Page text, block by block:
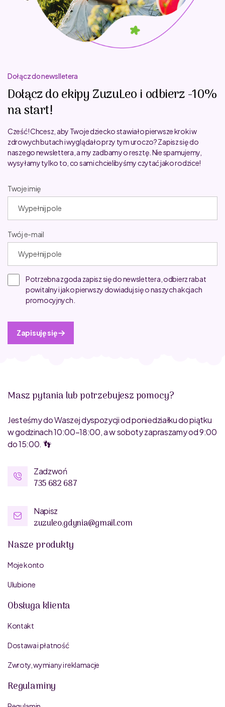
Dołącz do newslletera
Dołącz do ekipy ZuzuLeo i odbierz -10%
na start!
Cześć! Chcesz, aby Twoje dziecko stawiało pierwsze kroki w
zdrowych butach i wyglądało przy tym uroczo? Zapisz się do
naszego newslettera, a my zadbamy o resztę. Nie spamujemy,
wysyłamy tylko to, co sami chcielibyśmy czytać jako rodzice!
Twoje imię
Twój e-mail
Potrzebna zgoda zapisz się do newslettera, odbierz rabat
powitalny i jako pierwszy dowiaduj się o naszych akcjach
promocyjnych.
Zapisuję się
Masz pytania lub potrzebujesz pomocy?
Jesteśmy do Waszej dyspozycji od poniedziałku do piątku
w godzinach 10:00–18:00, a w soboty zapraszamy od 9:00
do 15:00. 👣
Zadzwoń
735 682 687
Napisz
zuzuleo.gdynia@gmail.com
Nasze produkty
Moje konto
Ulubione
Obsługa klienta
Kontakt
Dostawa i płatność
Zwroty, wymiany i reklamacje
Regulaminy